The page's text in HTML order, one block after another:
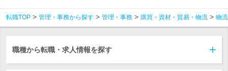
転職TOP 管理・事務から探す 管理・事務 購買・資材・貿易・物流 物
職種から転職・求人情報を探す